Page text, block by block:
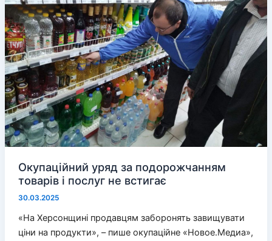
Окупаційний уряд за подорожчанням
товарів і послуг не встигає
30.03.2025
«На Херсонщині продавцям заборонять завищувати
ціни на продукти», – пише окупаційне «Новое.Медиа»,